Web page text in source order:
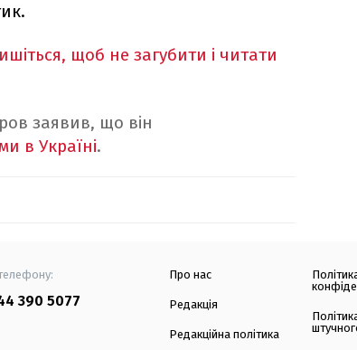
щоб не загубити і читати
заявив, що він
в Україні.
390 5077
Про нас
Редакція
Редакційна політика